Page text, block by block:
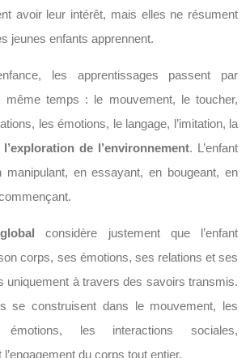
avoir leur intérêt, mais elles ne résument
jeunes enfants apprennent.
les apprentissages passent par
même temps : le mouvement, le toucher,
les émotions, le langage, l’imitation, la
l’exploration de l’environnement. L’enfant
manipulant, en essayant, en bougeant, en
considère justement que l’enfant
corps, ses émotions, ses relations et ses
uniquement à travers des savoirs transmis.
se construisent dans le mouvement, les
les interactions sociales,
l’engagement du corps tout entier.